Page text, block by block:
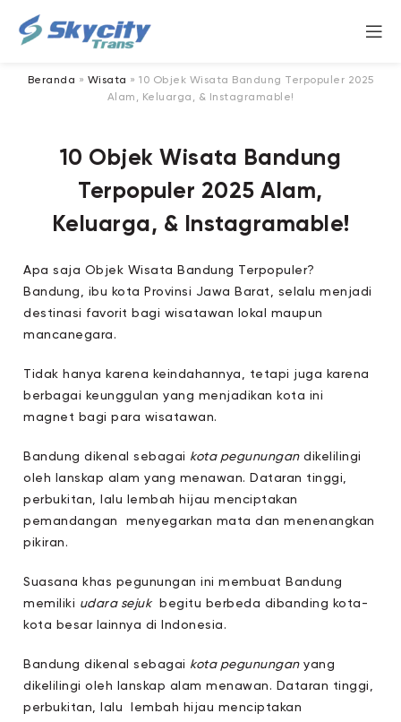
Beranda » Wisata » 10 Objek Wisata Bandung Terpopuler 2025
Alam, Keluarga, & Instagramable!
10 Objek Wisata Bandung
Terpopuler 2025 Alam,
Keluarga, & Instagramable!
Apa saja Objek Wisata Bandung Terpopuler?
Bandung, ibu kota Provinsi Jawa Barat, selalu menjadi
destinasi favorit bagi wisatawan lokal maupun
mancanegara.
Tidak hanya karena keindahannya, tetapi juga karena
berbagai keunggulan yang menjadikan kota ini
magnet bagi para wisatawan.
Bandung dikenal sebagai kota pegunungandikelilingi
oleh lanskap alam yang menawan. Dataran tinggi,
perbukitan, lalu lembah hijau menciptakan
pemandangan menyegarkan mata dan menenangkan
pikiran.
Suasana khas pegunungan ini membuat Bandung
memiliki udara sejukbegitu berbeda dibanding kota-
kota besar lainnya di Indonesia.
Bandung dikenal sebagai kota pegununganyang
dikelilingi oleh lanskap alam menawan. Dataran tinggi,
perbukitan, lalu lembah hijau menciptakan